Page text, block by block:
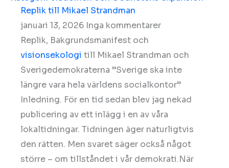
Replik till Mikael Strandman
januari 13, 2026 Inga kommentarer
Replik, Bakgrundsmanifest och
visionsekologi till Mikael Strandman och
Sverigedemokraterna ”Sverige ska inte
längre vara hela världens socialkontor”
Inledning. För en tid sedan blev jag nekad
publicering av ett inlägg i en av våra
lokaltidningar. Tidningen äger naturligtvis
den rätten. Men svaret säger också något
större – om tillståndet i vår demokrati.När